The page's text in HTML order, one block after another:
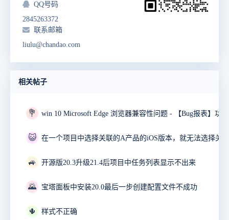
QQ号码
2845263372
联系邮箱
liulu@chandao.com
相关帖子
💐
😺
🚙 开源版20.3升级21.4后项目中任务列表显示不出来
🌄 宝塔面板中安装20.0最后一步创建配置文件不成功
🌵 样式不正确